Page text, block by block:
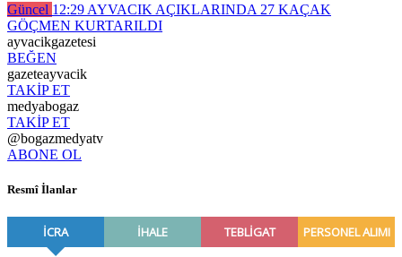
Güncel 12:29 AYVACIK AÇIKLARINDA 27 KAÇAK
GÖÇMEN KURTARILDI
ayvacikgazetesi
BEĞEN
gazeteayvacik
TAKİP ET
medyabogaz
TAKİP ET
@bogazmedyatv
ABONE OL
Resmî İlanlar